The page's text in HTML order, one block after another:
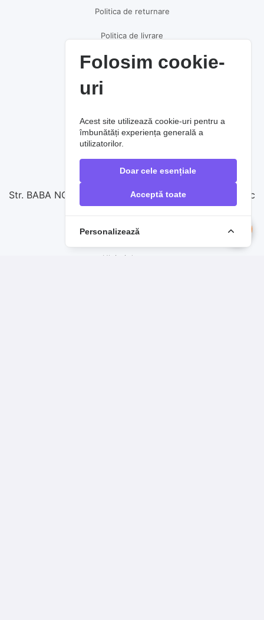
Politica de returnare
Politica de livrare
Politica de plată
SERVICIUL SUPORT CLIENȚI
Contactați-ne
0720860257
vanzari@raoauto.ro
Str. BABA NOVAC nr.17, complex comercial Baba Novac
PRODUSE DE TOP
Uleiuri de motor
Folosim cookie-
uri
Acest site utilizează cookie-uri pentru a
îmbunătăți experiența generală a
utilizatorilor.
Doar cele esențiale
Acceptă toate
Personalizează